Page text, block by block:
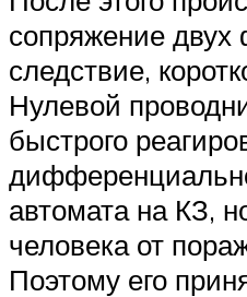
сопряжение двух
следствие,
Нулевой
быстрого
автомата на КЗ,
человека от
Поэтому его